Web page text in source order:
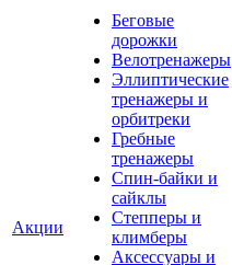
Акции
Беговые
дорожки
Велотренажеры
Эллиптические
тренажеры и
орбитреки
Гребные
тренажеры
Спин-байки и
сайклы
Степперы и
климберы
Аксессуары и